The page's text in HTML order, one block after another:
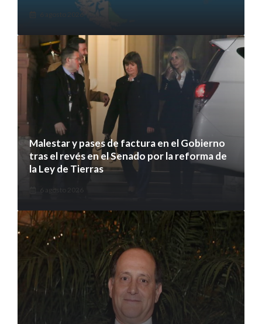
Malestar y pases de factura en el Gobierno
tras el revés en el Senado por la reforma de
la Ley de Tierras
6 agosto 2026